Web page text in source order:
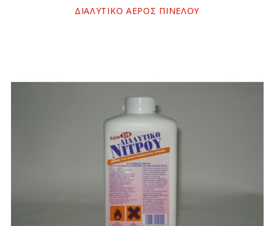
ΔΙΑΛΥΤΙΚΟ ΑΕΡΟΣ ΠΙΝΕΛΟΥ